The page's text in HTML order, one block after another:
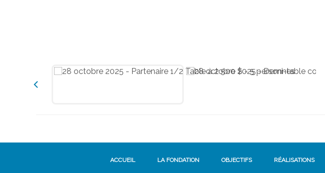
ACCUEIL LA FONDATION OBJECTIFS RÉALISATIONS